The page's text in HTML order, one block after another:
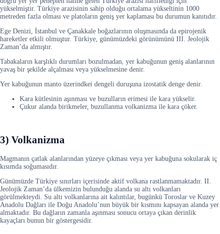
yükselmiştir. Türkiye arazisinin sahip olduğu ortalama yükseltinin 1000
metreden fazla olması ve platoların geniş yer kaplaması bu durumun kanıtıdır.
Ege Denizi, İstanbul ve Çanakkale boğazlarının oluşmasında da epirojenik
hareketler etkili olmuştur. Türkiye, günümüzdeki görünümünü III. Jeolojik
Zaman’da almıştır.
Tabakaların karşlıklı durumları bozulmadan, yer kabuğunun geniş alanlarının
yavaş bir şekilde alçalması veya yükselmesine denir.
Yer kabuğunun manto üzerindkei dengeli duruşuna izostatik denge denir.
Kara kütlesinin aşınması ve buzulların erimesi ile kara yükselir.
Çukur alanda birikmeler, buzullanma volkanizma ile kara çöker.
3) Volkanizma
Magmanın çatlak alanlarından yüzeye çıkması veya yer kabuğuna sokularak iç
kısımda soğumasıdır.
Günümüzde Türkiye sınırları içerisinde aktif volkana rastlanmamaktadır. II.
Jeolojik Zaman’da ülkemizin bulunduğu alanda su altı volkanları
görülmekteydi. Su altı volkanlarına ait kalıntılar, bugünkü Toroslar ve Kuzey
Anadolu Dağları ile Doğu Anadolu’nun büyük bir kısmını kapsayan alanda yer
almaktadır. Bu dağların zamanla aşınması sonucu ortaya çıkan derinlik
kayaçları bunun bir göstergesidir.